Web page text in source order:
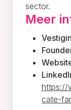
sector.
Meer
https://
cate-